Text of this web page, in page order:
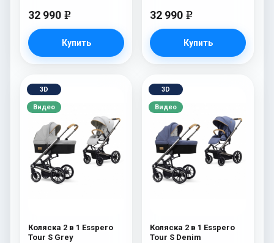
32 990 e
Купить
32 990 e
Купить
3D
Видео
Коляска 2 в 1 Esspero
Tour S Grey
3D
Видео
Коляска 2 в 1 Esspero
Tour S Denim